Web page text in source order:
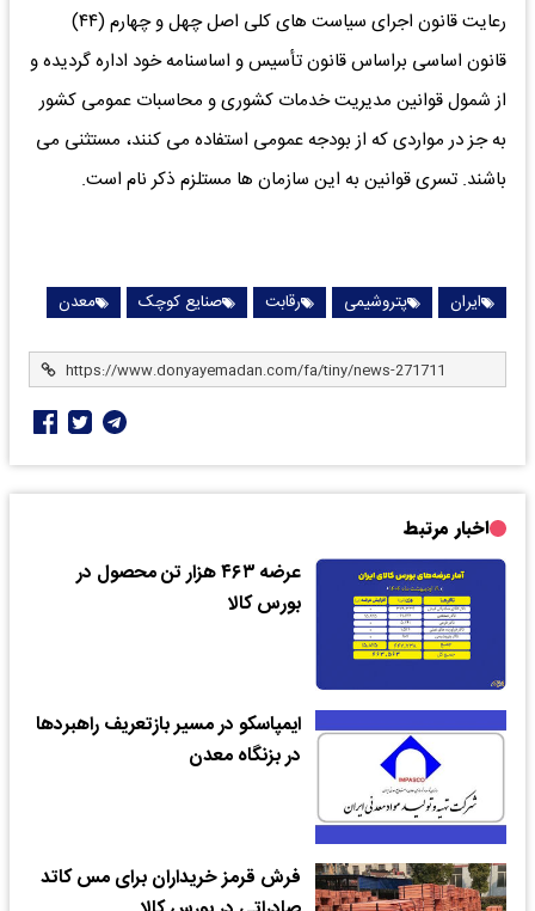
رعایت قانون اجرای سیاست های کلی اصل چهل و چهارم (۴۴)
قانون اساسی براساس قانون تأسیس و اساسنامه خود اداره گردیده و
از شمول قوانین مدیریت خدمات کشوری و محاسبات عمومی کشور
به جز در مواردی که از بودجه عمومی استفاده می کنند، مستثنی می
باشند. تسری قوانین به این سازمان ها مستلزم ذکر نام است.
ایران پتروشیمی رقابت صنایع کوچک معدن
اخبار مرتبط
عرضه ۴۶۳ هزار تن محصول در
بورس کالا
ایمپاسکو در مسیر بازتعریف راهبرد‌ها
در بزنگاه معدن
فرش قرمز خریداران برای مس کاتد